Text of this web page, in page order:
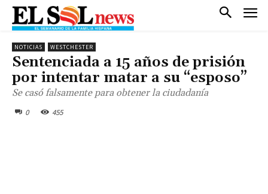
NOTICIAS WESTCHESTER
Sentenciada a 15 años de prisión
por intentar matar a su “esposo”
Se casó falsamente para obtener la ciudadanía
0 455